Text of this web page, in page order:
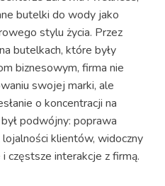
butelki do wody jako
stylu życia. Przez
butelkach, które były
biznesowym, firma nie
swojej marki, ale
o koncentracji na
podwójny: poprawa
klientów, widoczny
częstsze interakcje z firmą.